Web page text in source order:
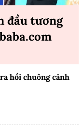
đầu tương
hồi chuông cảnh